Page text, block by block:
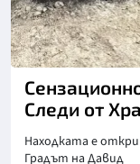
Снимка: Fox news
Следи от
Находката е
Градът на Давид